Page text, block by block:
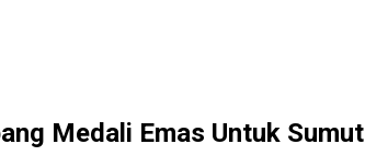
Medali Emas Untuk Sumut